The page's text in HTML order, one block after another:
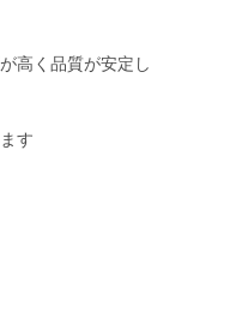
高く品質が安定し
す